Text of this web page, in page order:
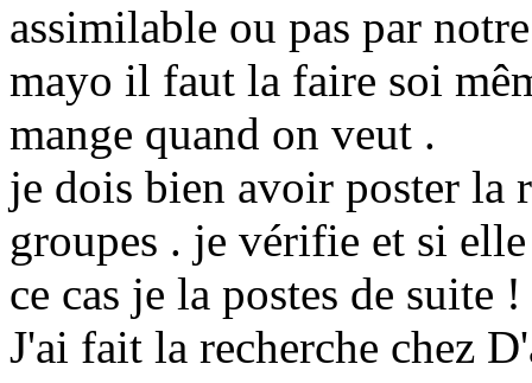
assimilable ou pas par
mayo il faut la faire soi
mange quand on veut .
je dois bien avoir poster la
groupes . je vérifie et si elle
ce cas je la postes de suite !
J'ai fait la recherche chez